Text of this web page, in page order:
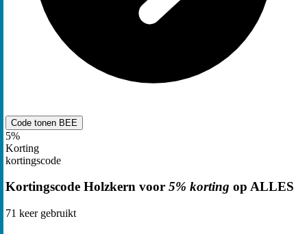
Code tonen BEE
5%
Korting
kortingscode
Kortingscode Holzkern voor 5% korting op ALLES
71 keer gebruikt